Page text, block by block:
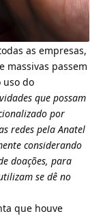
as empresas,
massivas passem
uso do
que possam
por
redes pela Anatel
considerando
doações, para
se dê no
que houve